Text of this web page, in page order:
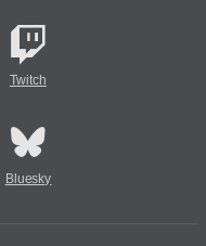
Twitch
Bluesky